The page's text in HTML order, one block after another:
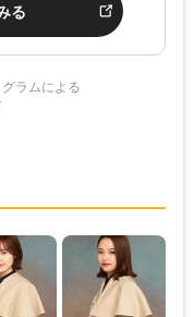
る
ラムによる